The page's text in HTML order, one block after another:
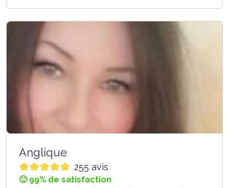
Anglique
255 avis
🙂 99% de satisfaction